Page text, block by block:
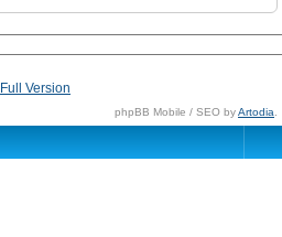
Full Version
phpBB Mobile / SEO byArtodia